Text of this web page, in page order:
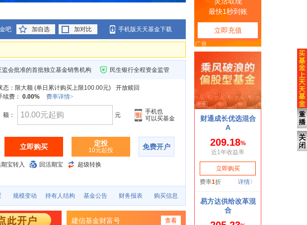
吧 加自选 加对比 手机版天天基金下载
监会批准的首批独立基金销售机构 民生银行全程资金监管
态： 限大额 (单日累计购买上限100.00元)
开放赎回
续费： 0.00% 费率详情>
额： 元
手机也
可以买基金
立即购买 定投
10元起投 免费开户
宝转入 回活期宝 超级转换
规模变动 持有人结构 基金公告 财务报表 购买信息
建信基金财富号 查看